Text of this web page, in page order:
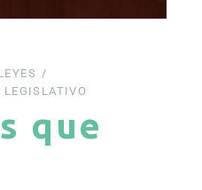
LEGISLATIVO
que